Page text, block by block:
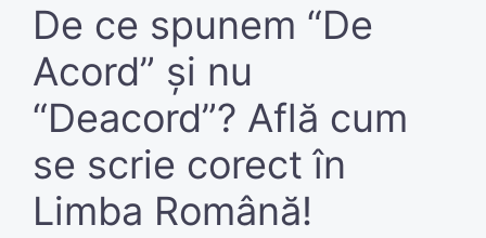
De ce spunem “De
Acord” și nu
“Deacord”? Află cum
se scrie corect în
Limba Română!